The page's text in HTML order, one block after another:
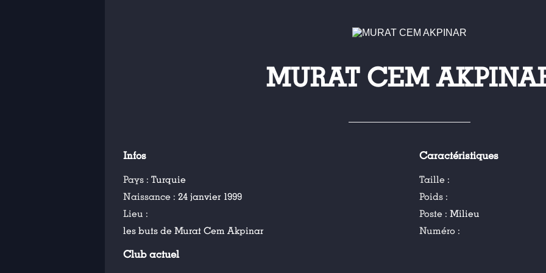
MURAT CEM
Infos
Pays : Turquie
Naissance : 24 janvier 1999
Lieu :
les buts de Murat Cem Akpinar
Caractéristiques
Taille :
Poids :
Poste :Milieu
Numéro :
Club actuel